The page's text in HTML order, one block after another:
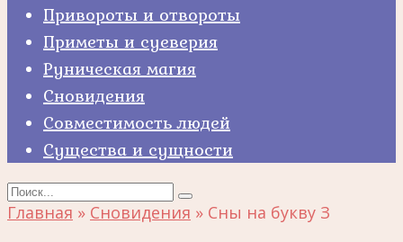
Привороты и отвороты
Приметы и суеверия
Руническая магия
Сновидения
Совместимость людей
Существа и сущности
Search
for:
Главная » Сновидения » Сны на букву З